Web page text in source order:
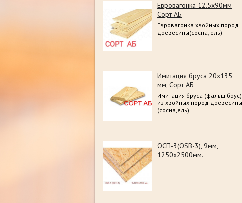
Евровагонка 12.5х90мм
Сорт АБ
Евровагонка хвойных пород
древесины(сосна, ель)
Имитация бруса 20х135
мм, Сорт АБ
Имитация бруса (фальш брус)
из хвойных пород древесины
(сосна,ель)
ОСП-3(OSB-3), 9мм,
1250х2500мм.